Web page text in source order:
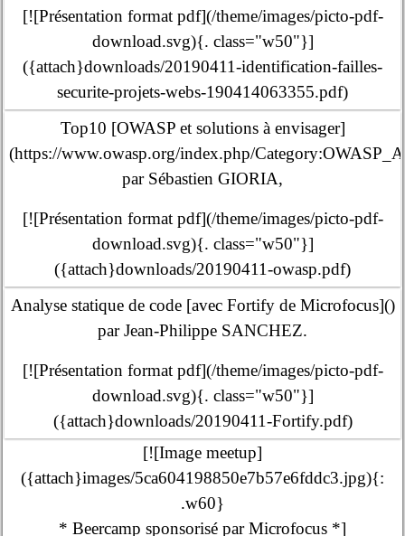
[![Présentation format pdf](/theme/images/picto-pdf-
download.svg){. class="w50"}]
({attach}downloads/20190411-identification-failles-
securite-projets-webs-190414063355.pdf)
Top10 [OWASP et solutions à envisager]
(https://www.owasp.org/index.php/
par Sébastien GIORIA,
[![Présentation format pdf](/theme/images/picto-pdf-
download.svg){. class="w50"}]
({attach}downloads/20190411-owasp.pdf)
Analyse statique de code [avec Fortify de Microfocus]()
par Jean-Philippe SANCHEZ.
[![Présentation format pdf](/theme/images/picto-pdf-
download.svg){. class="w50"}]
({attach}downloads/20190411-Fortify.pdf)
[![Image meetup]
({attach}images/5ca604198850e7b57e6fddc3.jpg){:
.w60}
* Beercamp sponsorisé par Microfocus *]